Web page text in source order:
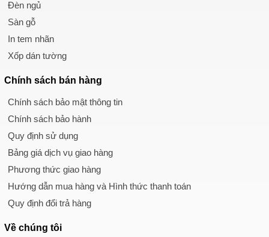
Đèn ngủ
Sàn gỗ
In tem nhãn
Xốp dán tường
Chính sách bán hàng
Chính sách bảo mật thông tin
Chính sách bảo hành
Quy định sử dụng
Bảng giá dịch vụ giao hàng
Phương thức giao hàng
Hướng dẫn mua hàng và Hình thức thanh toán
Quy định đổi trả hàng
Về chúng tôi